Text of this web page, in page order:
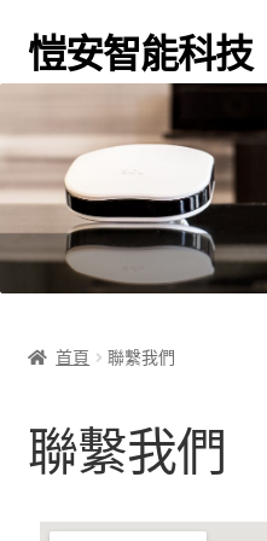
愷安智能科技
別墅應用
商辦應用
實境體驗館
應用程式下載
首頁 聯繫我們
聯繫我們